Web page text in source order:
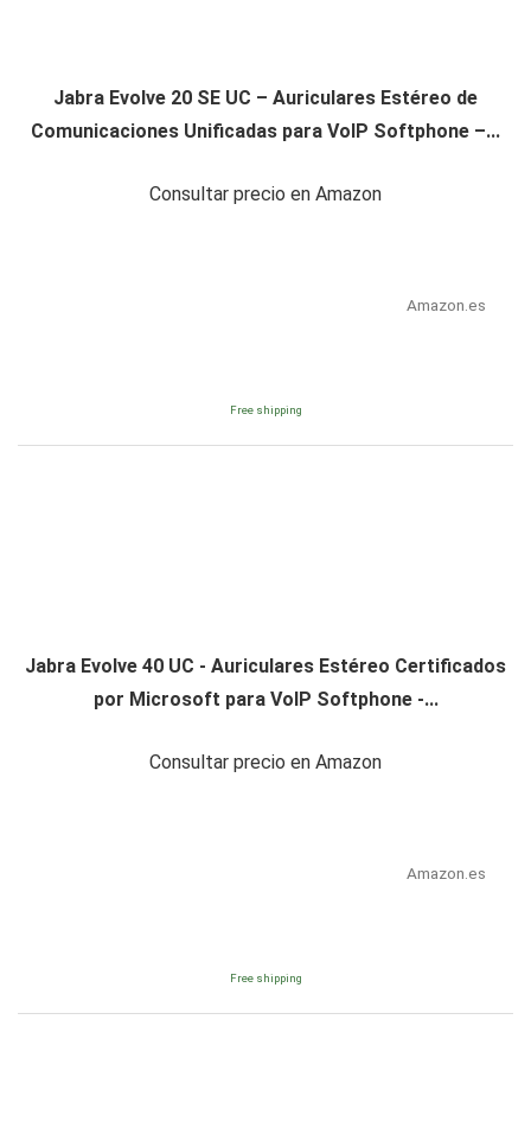
Jabra Evolve 20 SE UC – Auriculares Estéreo de
Comunicaciones Unificadas para VoIP Softphone –...
Consultar precio en Amazon
Amazon.es
Free shipping
Jabra Evolve 40 UC - Auriculares Estéreo Certificados
por Microsoft para VoIP Softphone -...
Consultar precio en Amazon
Amazon.es
Free shipping